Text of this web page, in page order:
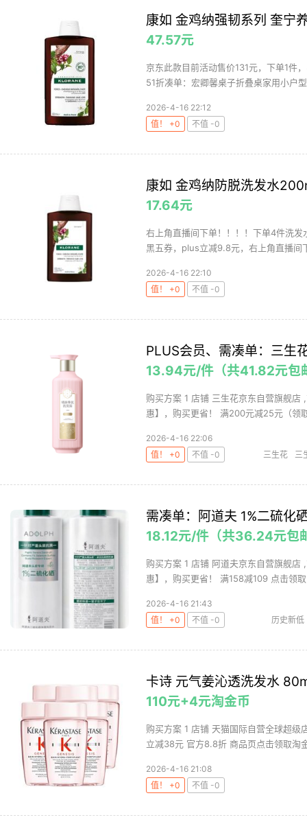
康如 金鸡纳强韧系列 奎宁
47.57元
京东此款目前活动售价131元，下单1件
51折凑单：宏卿馨桌子折叠桌家用小户
2026-4-16 22:12
值！ +0
不值 -0
康如 金鸡纳防脱洗发水
17.64元
右上角直播间下单！！！！下单4件洗
黑五券，plus立减9.8元，右上角直播间
2026-4-16 22:10
值！ +0
不值 -0
PLUS会员、需凑单：三生
13.94元/件（共41.82元包
购买方案 1 店铺 三生花京东自营旗舰
惠】，购买更省！ 满200元减25元（领
2026-4-16 22:06
值！ +0
不值 -0 三生花 三
需凑单：阿道夫 1%二硫化
18.12元/件（共36.24元包
购买方案 1 店铺 阿道夫京东自营旗舰
惠】，购买更省！ 满158减109 点击领
2026-4-16 21:43
值！ +0
不值 -0 历史新低
卡诗 元气姜沁透洗发水
110元+4元淘金币
购买方案 1 店铺 天猫国际自营全球超
立减38元 官方8.8折 商品页点击领取淘
2026-4-16 21:08
值！ +0
不值 -0